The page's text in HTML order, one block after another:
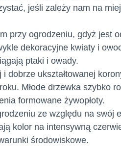
jeśli zależy nam na
przy ogrodzeniu, gdyż jest
dekoracyjne kwiaty i
ptaki i owady.
dobrze ukształtowanej
Młode drzewka szybko
formowane żywopłoty.
ze względu na swój
kolor na intensywną
środowiskowe.